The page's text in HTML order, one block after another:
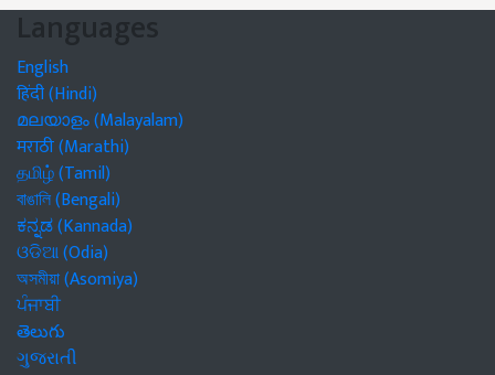
Languages
English
हिंदी (Hindi)
മലയാളം (Malayalam)
मराठी (Marathi)
தமிழ் (Tamil)
বাঙালি (Bengali)
ಕನ್ನಡ (Kannada)
ଓଡିଆ (Odia)
অসমীয়া (Asomiya)
ਪੰਜਾਬੀ
తెలుగు
ગુજરાતી